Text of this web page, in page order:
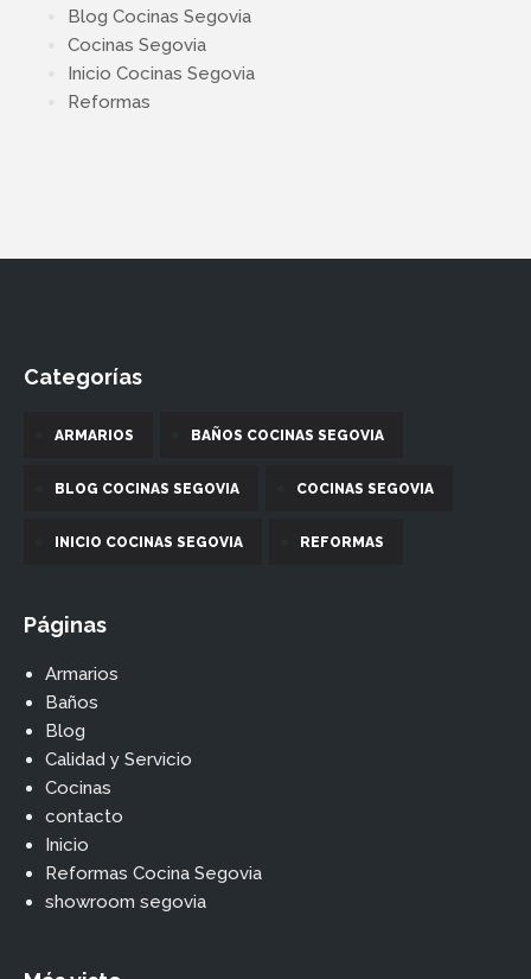
Blog Cocinas Segovia
Cocinas Segovia
Inicio Cocinas Segovia
Reformas
Categorías
ARMARIOS BAÑOS COCINAS SEGOVIA
BLOG COCINAS SEGOVIA COCINAS SEGOVIA
INICIO COCINAS SEGOVIA REFORMAS
Páginas
Armarios
Baños
Blog
Calidad y Servicio
Cocinas
contacto
Inicio
Reformas Cocina Segovia
showroom segovia